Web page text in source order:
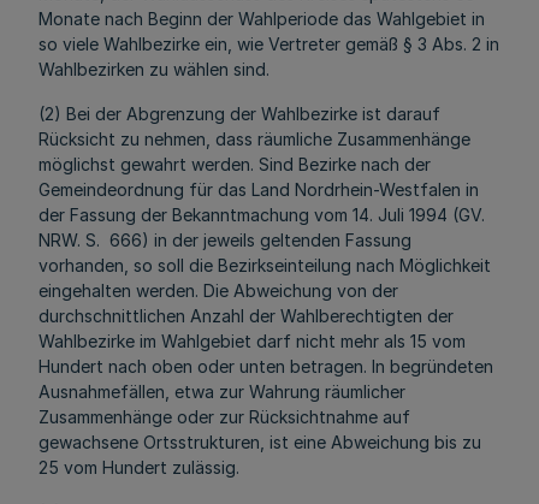
Monate nach Beginn der Wahlperiode das Wahlgebiet in
so viele Wahlbezirke ein, wie Vertreter gemäß § 3 Abs. 2 in
Wahlbezirken zu wählen sind.
(2) Bei der Abgrenzung der Wahlbezirke ist darauf
Rücksicht zu nehmen, dass räumliche Zusammenhänge
möglichst gewahrt werden. Sind Bezirke nach der
Gemeindeordnung für das Land Nordrhein-Westfalen in
der Fassung der Bekanntmachung vom 14. Juli 1994 (GV.
NRW. S. 666) in der jeweils geltenden Fassung
vorhanden, so soll die Bezirkseinteilung nach Möglichkeit
eingehalten werden. Die Abweichung von der
durchschnittlichen Anzahl der Wahlberechtigten der
Wahlbezirke im Wahlgebiet darf nicht mehr als 15 vom
Hundert nach oben oder unten betragen. In begründeten
Ausnahmefällen, etwa zur Wahrung räumlicher
Zusammenhänge oder zur Rücksichtnahme auf
gewachsene Ortsstrukturen, ist eine Abweichung bis zu
25 vom Hundert zulässig.